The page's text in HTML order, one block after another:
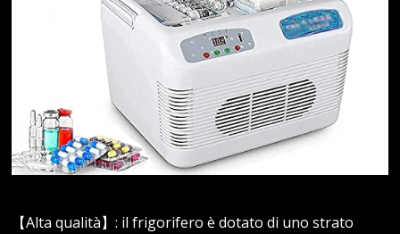
【Alta qualità】: il frigorifero è dotato di uno strato